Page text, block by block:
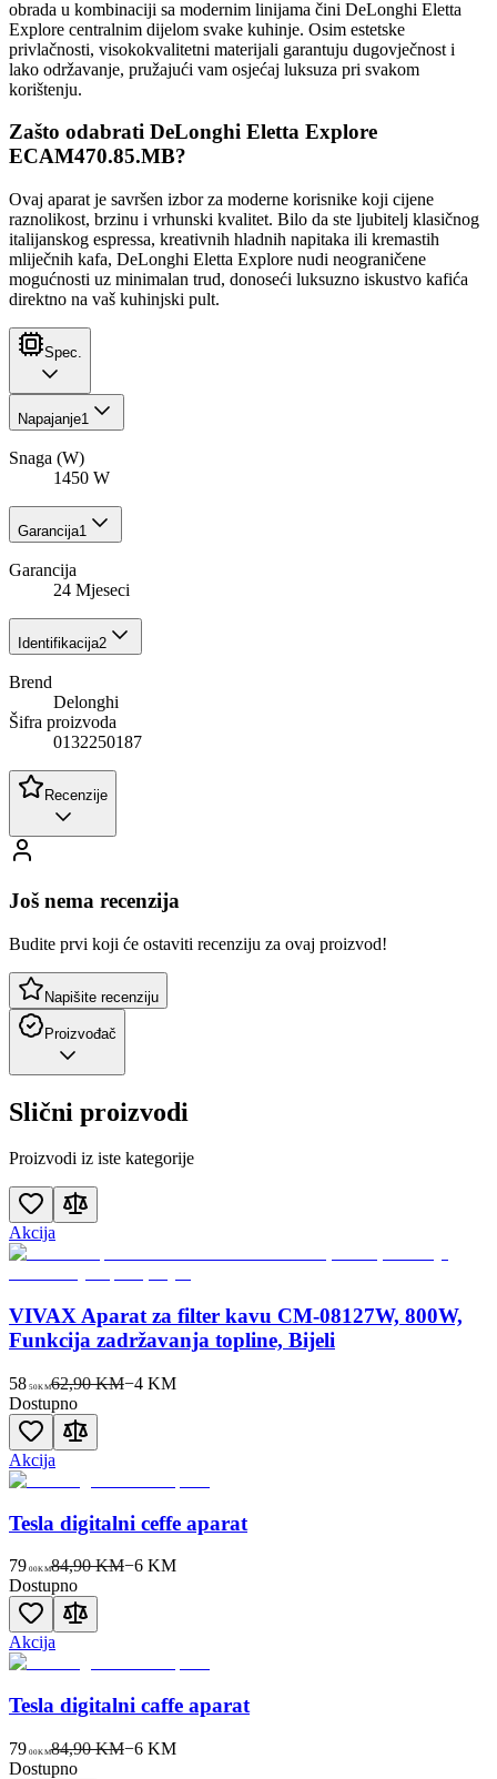
obrada u kombinaciji sa modernim linijama čini DeLonghi Eletta
Explore centralnim dijelom svake kuhinje. Osim estetske
privlačnosti, visokokvalitetni materijali garantuju dugovječnost i
lako održavanje, pružajući vam osjećaj luksuza pri svakom
korištenju.
Zašto odabrati DeLonghi Eletta Explore
ECAM470.85.MB?
Ovaj aparat je savršen izbor za moderne korisnike koji cijene
raznolikost, brzinu i vrhunski kvalitet. Bilo da ste ljubitelj klasičnog
italijanskog espressa, kreativnih hladnih napitaka ili kremastih
mliječnih kafa, DeLonghi Eletta Explore nudi neograničene
mogućnosti uz minimalan trud, donoseći luksuzno iskustvo kafića
direktno na vaš kuhinjski pult.
Spec.
Napajanje1
Snaga (W)
1450 W
Garancija1
Garancija
24 Mjeseci
Identifikacija2
Brend
Delonghi
Šifra proizvoda
0132250187
Recenzije
Još nema recenzija
Budite prvi koji će ostaviti recenziju za ovaj proizvod!
Napišite recenziju
Proizvođač
Slični proizvodi
Proizvodi iz iste kategorije
Akcija
VIVAX Aparat za filter kavu CM-08127W, 800W,
Funkcija zadržavanja topline, Bijeli
58 50KM62,90 KM−4KM
Dostupno
Akcija
Tesla digitalni ceffe aparat
79 00KM84,90 KM−6KM
Dostupno
Akcija
Tesla digitalni caffe aparat
79 00KM84,90 KM−6KM
Dostupno